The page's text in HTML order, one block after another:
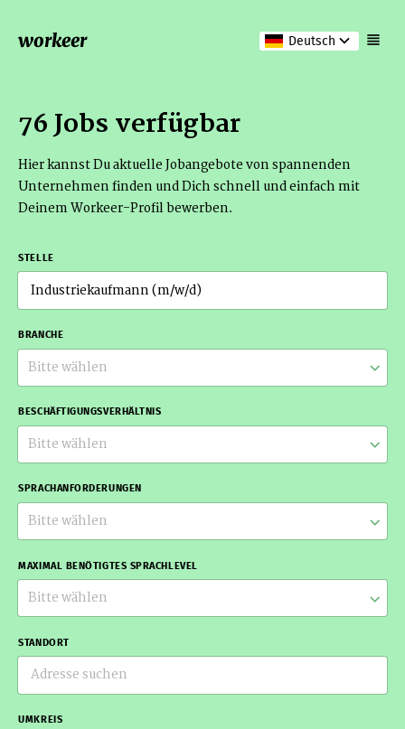
workeer Deutsch
76 Jobs verfügbar
Hier kannst Du aktuelle Jobangebote von spannenden
Unternehmen finden und Dich schnell und einfach mit
Deinem Workeer-Profil bewerben.
STELLE
BRANCHE
Bitte wählen
BESCHÄFTIGUNGSVERHÄLTNIS
Bitte wählen
SPRACHANFORDERUNGEN
Bitte wählen
MAXIMAL BENÖTIGTES SPRACHLEVEL
Bitte wählen
STANDORT
UMKREIS